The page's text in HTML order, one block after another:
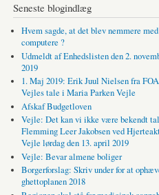
Seneste blogindlæg
Hvem sagde, at det blev nemmere med
computere ?
Udmeldt af Enhedslisten den 2.
2019
1. Maj 2019: Erik Juul Nielsen fra FOA
Vejles tale i Maria Parken Vejle
Afskaf Budgetloven
Vejle: Det kan vi ikke være bekendt
Flemming Leer Jakobsen ved
Vejle lørdag den 13. april 2019
Vejle: Bevar almene boliger
Borgerforslag: Skriv under for at
ghettoplanen 2018